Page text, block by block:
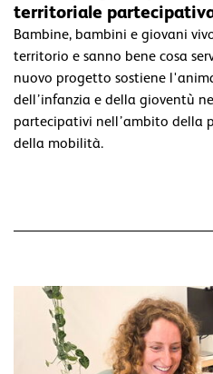
territoriale
Bambine, bambini e giovani
territorio e sanno bene cosa
nuovo progetto sostiene
dell’infanzia e della gioventù
partecipativi nell’ambito della
della mobilità.